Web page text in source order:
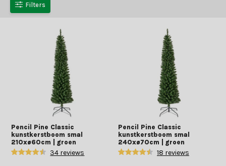
Filters
Pencil Pine Classic
kunstkerstboom smal
210xø60cm | groen
34 reviews
Pencil Pine Classic
kunstkerstboom smal
240xø70cm | groen
18 reviews